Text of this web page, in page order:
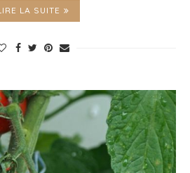
LA SUITE